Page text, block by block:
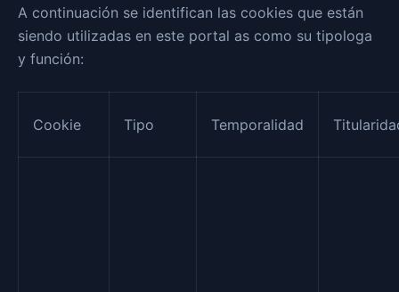
A continuación se identifican las cookies que están
siendo utilizadas en este portal as como su tipologa
y función:
Cookie Tipo Temporalidad